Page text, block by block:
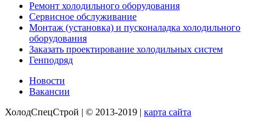
Ремонт холодильного оборудования
Сервисное обслуживание
Монтаж (установка) и пусконаладка холодильного
оборудования
Заказать проектирование холодильных систем
Генподряд
Новости
Вакансии
ХолодСпецСтрой | © 2013-2019 | карта сайта